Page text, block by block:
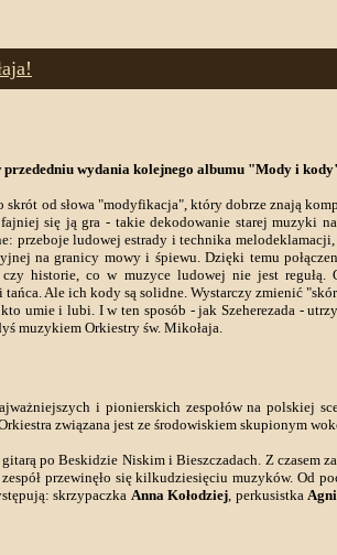
wydania kolejnego albumu "Mody i
od słowa "modyfikacja", który dobrze znają
się ją gra - takie dekodowanie starej muzyki na
przeboje ludowej estrady i technika
na granicy mowy i śpiewu. Dzięki temu
historie, co w muzyce ludowej nie jest regułą.
tańca. Ale ich kody są solidne. Wystarczy zmienić
umie i lubi. I w ten sposób - jak Szeherezada -
muzykiem Orkiestry św. Mikołaja.
i pionierskich zespołów na polskiej
związana jest ze środowiskiem skupionym
po Beskidzie Niskim i Bieszczadach. Z czasem
przewinęło się kilkudziesięciu muzyków. Od
skrzypaczka Anna Kołodziej, perkusistka